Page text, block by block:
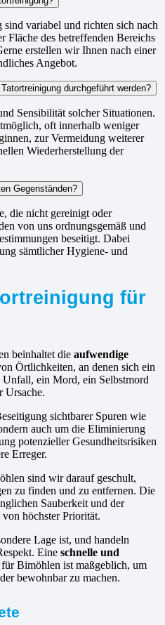
variabel und richten sich nach
Fläche des betreffenden Bereichs
erstellen wir Ihnen nach einer
Angebot.
durchgeführt werden?
Sensibilität solcher Situationen.
oft innerhalb weniger
zur Vermeidung weiterer
Wiederherstellung der
Gegenständen?
die nicht gereinigt oder
von uns ordnungsgemäß und
beseitigt. Dabei
sämtlicher Hygiene- und
für
beinhaltet die aufwendige
Örtlichkeiten, an denen sich ein
ein Mord, ein Selbstmord
Ursache.
sichtbarer Spuren wie
auch um die Eliminierung
potenzieller Gesundheitsrisiken
Erreger.
sind wir darauf geschult,
zu finden und zu entfernen. Die
Sauberkeit und der
höchster Priorität.
Lage ist, und handeln
Eine schnelle und
für Bimöhlen ist maßgeblich, um
bewohnbar zu machen.